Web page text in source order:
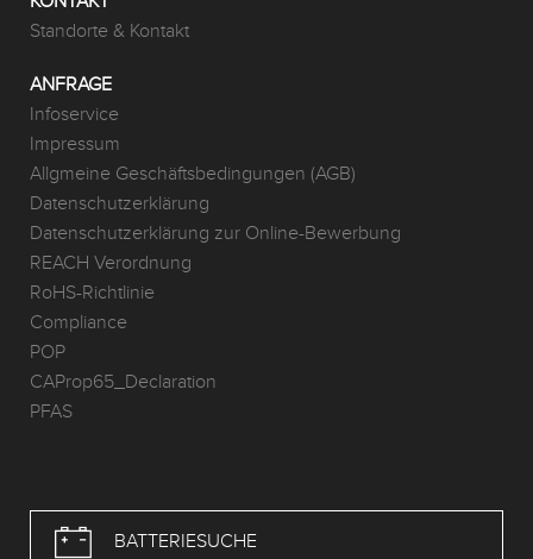
Standorte & Kontakt
ANFRAGE
Infoservice
Impressum
Allgmeine Geschäftsbedingungen (AGB)
Datenschutzerklärung
Datenschutzerklärung zur Online-Bewerbung
REACH Verordnung
RoHS-Richtlinie
Compliance
POP
CAProp65_Declaration
PFAS
BATTERIESUCHE